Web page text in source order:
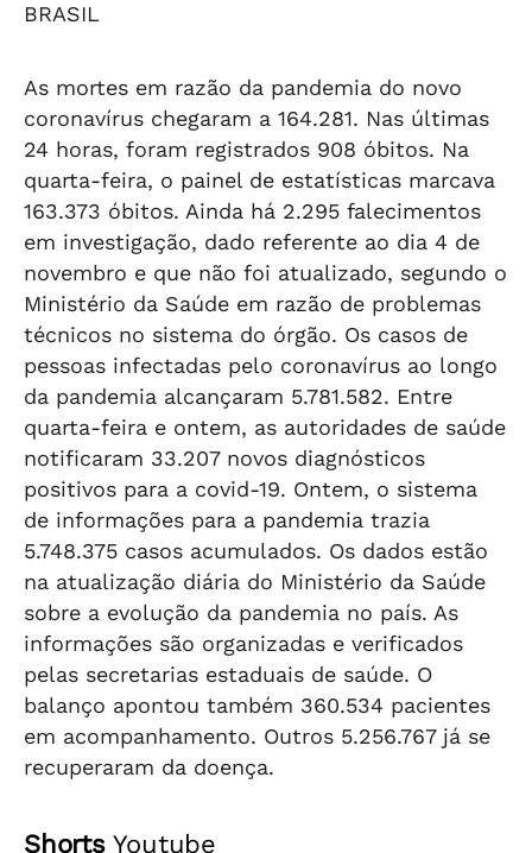
BRASIL
As mortes em razão da pandemia do novo
coronavírus chegaram a 164.281. Nas últimas
24 horas, foram registrados 908 óbitos. Na
quarta-feira, o painel de estatísticas marcava
163.373 óbitos. Ainda há 2.295 falecimentos
em investigação, dado referente ao dia 4 de
novembro e que não foi atualizado, segundo o
Ministério da Saúde em razão de problemas
técnicos no sistema do órgão. Os casos de
pessoas infectadas pelo coronavírus ao longo
da pandemia alcançaram 5.781.582. Entre
quarta-feira e ontem, as autoridades de saúde
notificaram 33.207 novos diagnósticos
positivos para a covid-19. Ontem, o sistema
de informações para a pandemia trazia
5.748.375 casos acumulados. Os dados estão
na atualização diária do Ministério da Saúde
sobre a evolução da pandemia no país. As
informações são organizadas e verificados
pelas secretarias estaduais de saúde. O
balanço apontou também 360.534 pacientes
em acompanhamento. Outros 5.256.767 já se
recuperaram da doença.
ShortsYoutube